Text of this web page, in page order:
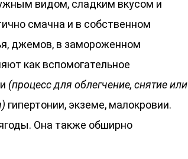
видом, сладким вкусом и
смачна и в собственном
джемов, в замороженном
как вспомогательное
(процесс для облегчение, снятие или
гипертонии, экземе, малокровии.
Она также обширно